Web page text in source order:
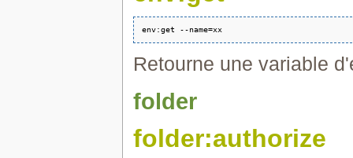
env:get --name=xx
Retourne une variable
folder
folder:authorize